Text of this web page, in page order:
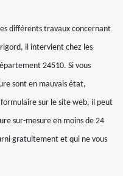
différents travaux concernant
il intervient chez les
24510. Si vous
sont en mauvais état,
sur le site web, il peut
sur-mesure en moins de 24
gratuitement et qui ne vous